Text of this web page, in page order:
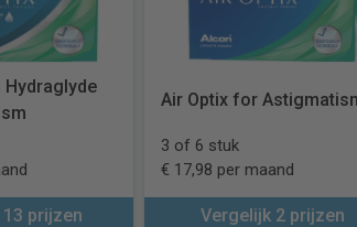
Hydraglyde
prijzen
Air Optix for
3 of 6 stuk
€ 17,98 per maand
Vergelijk 2 prijzen